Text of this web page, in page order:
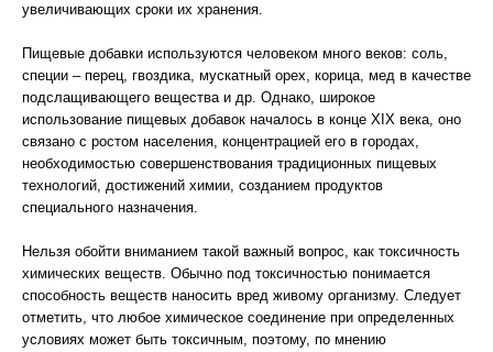
увеличивающих сроки их хранения.
Пищевые добавки используются человеком много веков: соль,
специи – перец, гвоздика, мускатный орех, корица, мед в качестве
подслащивающего вещества и др. Однако, широкое
использование пищевых добавок началось в конце XIX века, оно
связано с ростом населения, концентрацией его в городах,
необходимостью совершенствования традиционных пищевых
технологий, достижений химии, созданием продуктов
специального назначения.
Нельзя обойти вниманием такой важный вопрос, как токсичность
химических веществ. Обычно под токсичностью понимается
способность веществ наносить вред живому организму. Следует
отметить, что любое химическое соединение при определенных
условиях может быть токсичным, поэтому, по мнению